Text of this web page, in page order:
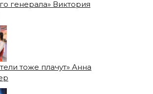
генерала» Виктория
тоже плачут» Анна